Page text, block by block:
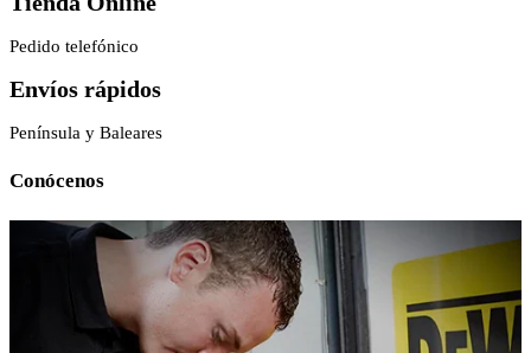
Pedido telefónico
Envíos rápidos
Península y Baleares
Conócenos